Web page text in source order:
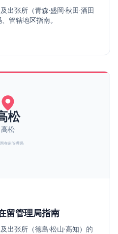
出张所（青森·盛岡·秋田·酒田
管辖地区指南。
留管理局指南
出张所（徳島·松山·高知）的